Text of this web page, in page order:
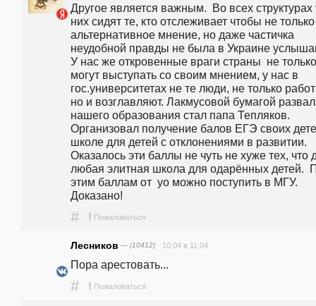
Другое является важным.  Во всех структурах
них сидят те, кто отслеживает чтобы не только
альтернативное мнение, но даже частичка
неудобной правды не была в Украине
У нас же откровенные враги страны  не только
могут выступать со своим мнением, у нас в
гос.университетах не те люди, не только
но и возглавляют. Лакмусовой бумагой
нашего образования стал папа Тепляков.
Организовал получение балов ЕГЭ своих
школе для детей с отклонениями в развитии.
Оказалось эти баллы не чуть не хуже тех, что
любая элитная школа для одарённых детей.
этим баллам от  уо можно поступить в МГУ.
Доказано!
# ! Пожаловаться
Лесников — (10412) 10.04 в 11:04
Пора арестовать...
# ! Пожаловаться